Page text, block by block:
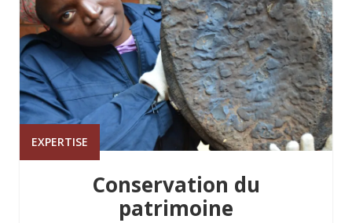
EXPERTISE
Conservation du
patrimoine